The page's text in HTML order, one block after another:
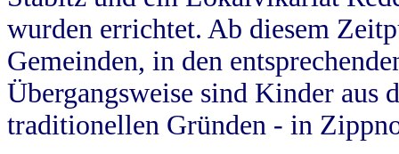
wurden errichtet. Ab diesem
Gemeinden, in den
Übergangsweise sind Kinder aus
traditionellen Gründen - in